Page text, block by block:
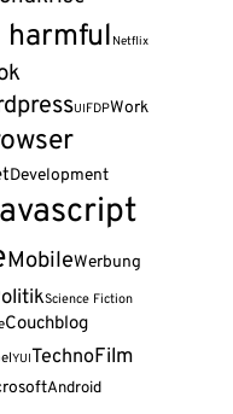
harmful Netflix
UIFDPWork
Development
MobileWerbung
Science Fiction
Couchblog
YUITechnoFilm
Android